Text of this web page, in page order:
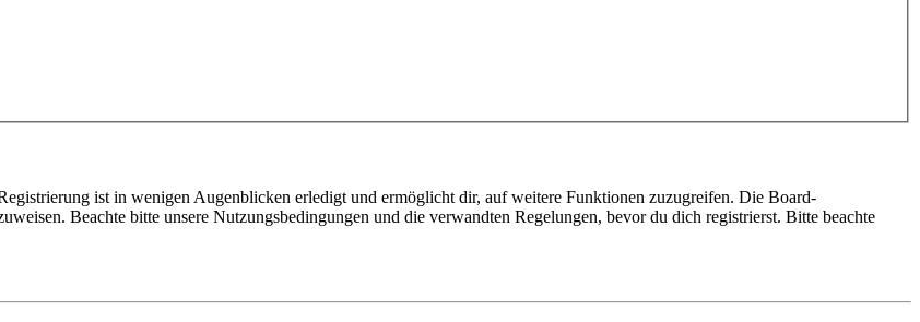
ist in wenigen Augenblicken erledigt und ermöglicht dir, auf weitere Funktionen zuzugreifen. Die Board-
Beachte bitte unsere Nutzungsbedingungen und die verwandten Regelungen, bevor du dich registrierst. Bitte beachte